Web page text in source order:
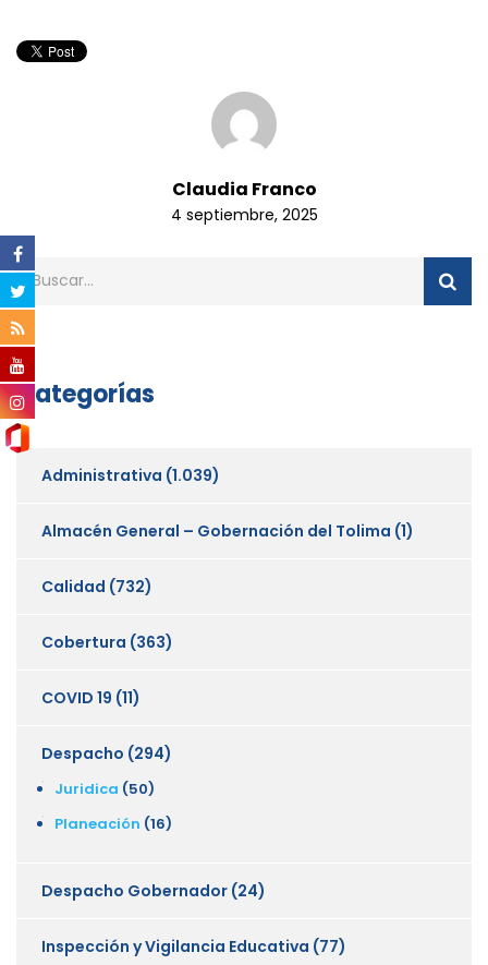
Claudia Franco
4 septiembre, 2025
Categorías
Administrativa (1.039)
Almacén General – Gobernación del Tolima (1)
Calidad (732)
Cobertura (363)
COVID 19 (11)
Despacho (294)
Juridica (50)
Planeación (16)
Despacho Gobernador (24)
Inspección y Vigilancia Educativa (77)